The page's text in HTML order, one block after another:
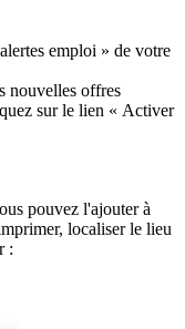
emploi » de votre
nouvelles offres
sur le lien « Activer
pouvez l'ajouter à
localiser le lieu
: